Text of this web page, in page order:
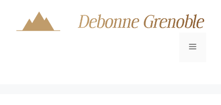
contenu
Menu